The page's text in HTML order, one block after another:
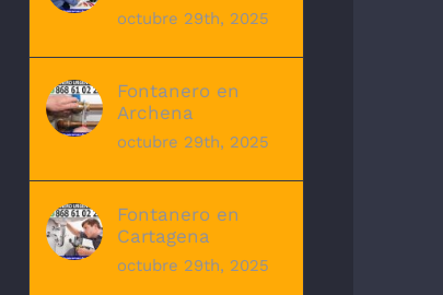
octubre 29th, 2025
Fontanero en
Archena
octubre 29th, 2025
Fontanero en
Cartagena
octubre 29th, 2025